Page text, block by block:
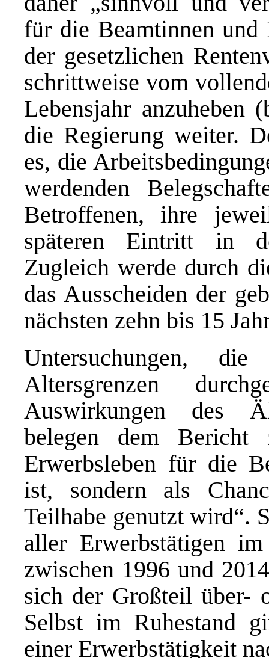
für die Beamtinnen
der gesetzlichen
schrittweise vom
Lebensjahr anzuheben
die Regierung weiter.
es, die
werdenden
Betroffenen, ihre
späteren Eintritt in
Zugleich werde durch
das Ausscheiden der
nächsten zehn bis 15
Untersuchungen,
Altersgrenzen
Auswirkungen des
belegen dem Bericht
Erwerbsleben für die
ist, sondern als
Teilhabe genutzt wird“.
aller Erwerbstätigen
zwischen 1996 und
sich der Großteil über-
Selbst im Ruhestand
einer Erwerbstätigkeit